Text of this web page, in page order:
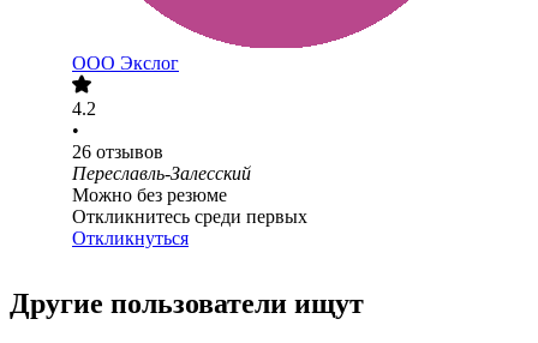
ООО Экслог
4.2
•
26 отзывов
Переславль-Залесский
Можно без резюме
Откликнитесь среди первых
Откликнуться
Другие пользователи ищут